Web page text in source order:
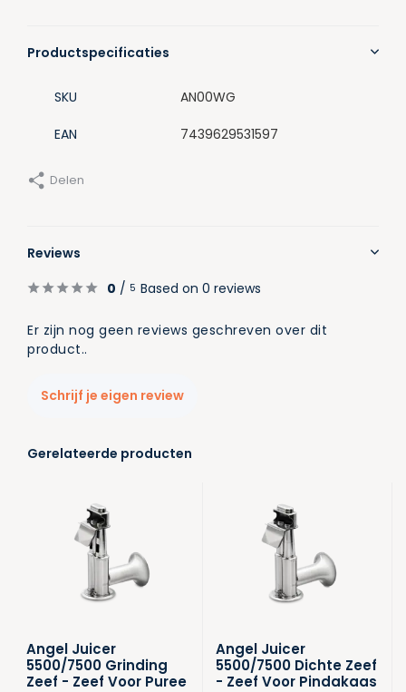
Productspecificaties
SKU AN00WG
EAN 7439629531597
Delen
Reviews
0 / 5 Based on 0 reviews
Er zijn nog geen reviews geschreven over dit
product..
Schrijf je eigen review
Gerelateerde producten
Angel Juicer
5500/7500 Grinding
Zeef - Zeef Voor Puree
Angel Juicer
5500/7500 Dichte Zeef
- Zeef Voor Pindakaas